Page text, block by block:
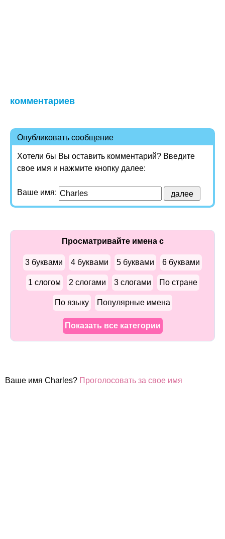
комментариев
Опубликовать сообщение
Хотели бы Вы оставить комментарий? Введите
свое имя и нажмите кнопку далее:
Ваше имя:
Просматривайте имена с
3 буквами 4 буквами 5 буквами 6 буквами
1 слогом 2 слогами 3 слогами По стране
По языку Популярные имена
Показать все категории
Ваше имя Charles? Проголосовать за свое имя